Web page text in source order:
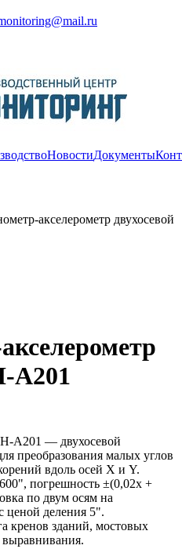
НовостиДокументы
акселерометр двухосевой
А201
А201 — двухосевой
преобразования малых углов
вдоль осей X и Y.
погрешность ±(0,02x +
по двум осям на
ценой деления 5".
кренов зданий, мостовых